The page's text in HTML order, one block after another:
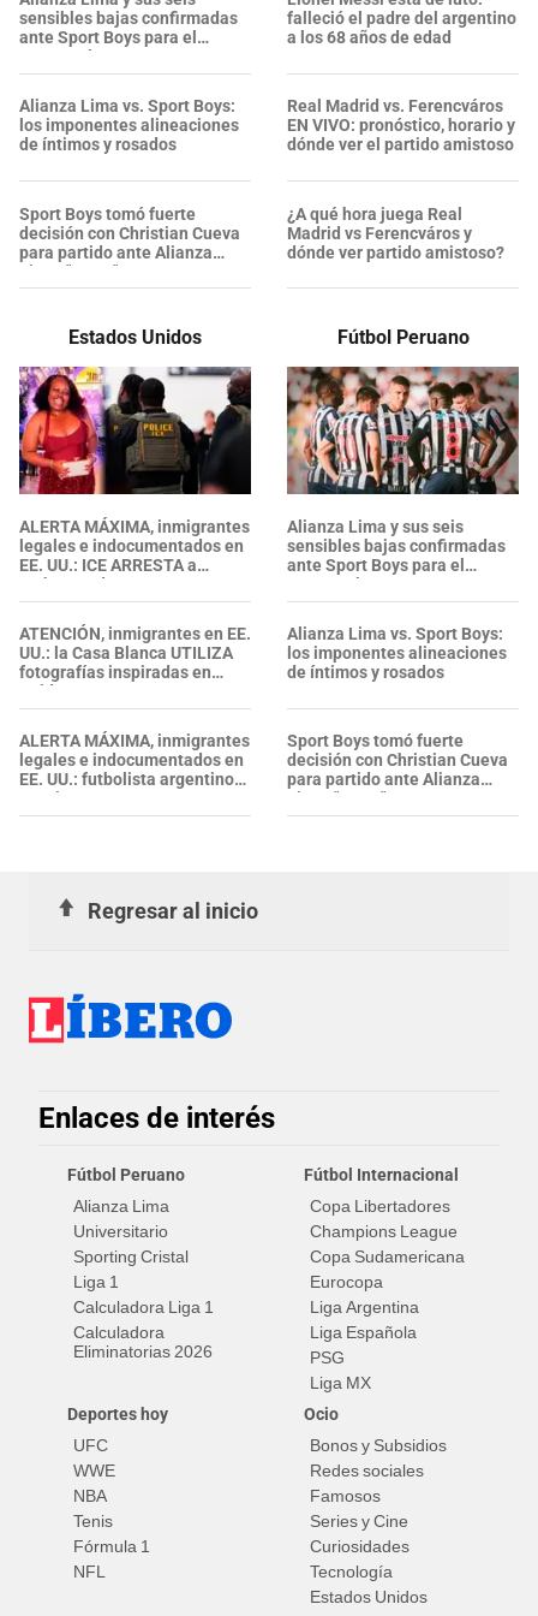
sensibles bajas confirmadas
ante Sport Boys para el
Torneo Clausura
Alianza Lima vs. Sport Boys:
los imponentes alineaciones
de íntimos y rosados
Sport Boys tomó fuerte
decisión con Christian Cueva
para partido ante Alianza
Lima: "Son..."
falleció el padre del argentino
a los 68 años de edad
Real Madrid vs. Ferencváros
EN VIVO: pronóstico, horario y
dónde ver el partido amistoso
¿A qué hora juega Real
Madrid vs Ferencváros y
dónde ver partido amistoso?
Estados Unidos
ALERTA MÁXIMA, inmigrantes
legales e indocumentados en
EE. UU.: ICE ARRESTA a
embarazada en aeropuerto;
su prometido EXPONE
situación
ATENCIÓN, inmigrantes en EE.
UU.: la Casa Blanca UTILIZA
fotografías inspiradas en
Spider-Man para promover
DEPORTACIONES del ICE
ALERTA MÁXIMA, inmigrantes
legales e indocumentados en
EE. UU.: futbolista argentino
termina ARRESTADO por ICE
en aeropuerto de Miami
Fútbol Peruano
Alianza Lima y sus seis
sensibles bajas confirmadas
ante Sport Boys para el
Torneo Clausura
Alianza Lima vs. Sport Boys:
los imponentes alineaciones
de íntimos y rosados
Sport Boys tomó fuerte
decisión con Christian Cueva
para partido ante Alianza
Lima: "Son..."
Regresar al inicio
Enlaces de interés
Fútbol Peruano
Alianza Lima
Universitario
Sporting Cristal
Liga 1
Calculadora Liga 1
Calculadora
Eliminatorias 2026
Fútbol Internacional
Copa Libertadores
Champions League
Copa Sudamericana
Eurocopa
Liga Argentina
Liga Española
PSG
Liga MX
Deportes hoy
UFC
WWE
NBA
Tenis
Fórmula 1
NFL
Ocio
Bonos y Subsidios
Redes sociales
Famosos
Series y Cine
Curiosidades
Tecnología
Estados Unidos